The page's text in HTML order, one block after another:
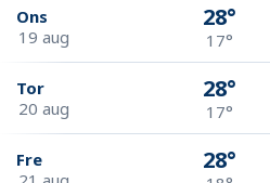
Ons
19 aug
28°
17°
Tor
20 aug
28°
17°
Fre
28°